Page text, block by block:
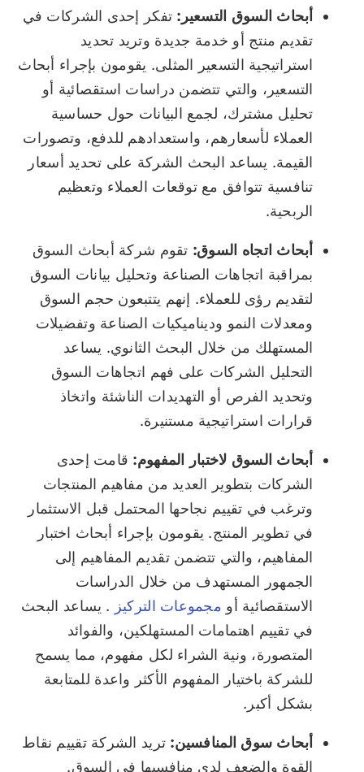
أبحاث السوق التسعير: تفكر إحدى الشركات في
تقديم منتج أو خدمة جديدة وتريد تحديد
استراتيجية التسعير المثلى. يقومون بإجراء أبحاث
التسعير، والتي تتضمن دراسات استقصائية أو
تحليل مشترك، لجمع البيانات حول حساسية
العملاء لأسعارهم، واستعدادهم للدفع، وتصورات
القيمة. يساعد البحث الشركة على تحديد أسعار
تنافسية تتوافق مع توقعات العملاء وتعظيم
الربحية.
أبحاث اتجاه السوق: تقوم شركة أبحاث السوق
بمراقبة اتجاهات الصناعة وتحليل بيانات السوق
لتقديم رؤى للعملاء. إنهم يتتبعون حجم السوق
ومعدلات النمو وديناميكيات الصناعة وتفضيلات
المستهلك من خلال البحث الثانوي. يساعد
التحليل الشركات على فهم اتجاهات السوق
وتحديد الفرص أو التهديدات الناشئة واتخاذ
قرارات استراتيجية مستنيرة.
أبحاث السوق لاختبار المفهوم: قامت إحدى
الشركات بتطوير العديد من مفاهيم المنتجات
وترغب في تقييم نجاحها المحتمل قبل الاستثمار
في تطوير المنتج. يقومون بإجراء أبحاث اختبار
المفاهيم، والتي تتضمن تقديم المفاهيم إلى
الجمهور المستهدف من خلال الدراسات
الاستقصائية أو مجموعات التركيز . يساعد البحث
في تقييم اهتمامات المستهلكين، والفوائد
المتصورة، ونية الشراء لكل مفهوم، مما يسمح
للشركة باختيار المفهوم الأكثر واعدة للمتابعة
بشكل أكبر.
أبحاث سوق المنافسين: تريد الشركة تقييم نقاط
القوة والضعف لدى منافسيها في السوق.